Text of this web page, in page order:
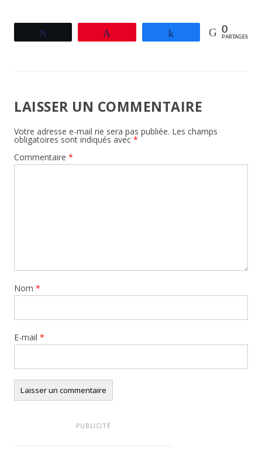
Partagez 0
PARTAGES
LAISSER UN COMMENTAIRE
Votre adresse e-mail ne sera pas publiée. Les champs
obligatoires sont indiqués avec *
Commentaire *
Nom *
E-mail *
PUBLICITÉ